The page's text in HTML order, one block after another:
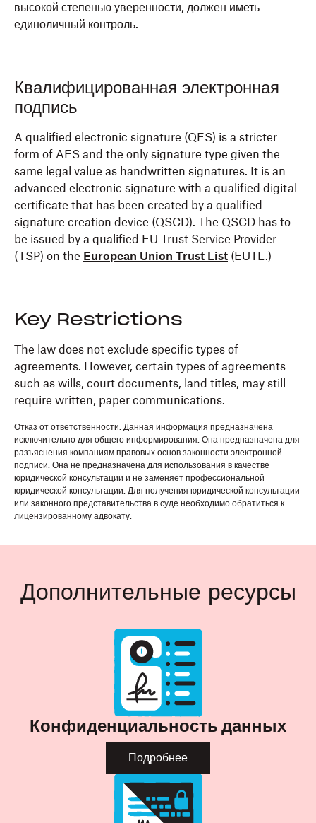
высокой степенью уверенности, должен иметь
единоличный контроль.
Квалифицированная электронная
подпись
A qualified electronic signature (QES) is a stricter
form of AES and the only signature type given the
same legal value as handwritten signatures. It is an
advanced electronic signature with a qualified digital
certificate that has been created by a qualified
signature creation device (QSCD). The QSCD has to
be issued by a qualified EU Trust Service Provider
(TSP) on the European Union Trust List (EUTL.)
Key Restrictions
The law does not exclude specific types of
agreements. However, certain types of agreements
such as wills, court documents, land titles, may still
require written, paper communications.
Отказ от ответственности. Данная информация предназначена
исключительно для общего информирования. Она предназначена для
разъяснения компаниям правовых основ законности электронной
подписи. Она не предназначена для использования в качестве
юридической консультации и не заменяет профессиональной
юридической консультации. Для получения юридической консультации
или законного представительства в суде необходимо обратиться к
лицензированному адвокату.
Дополнительные ресурсы
Конфиденциальность данных
Подробнее